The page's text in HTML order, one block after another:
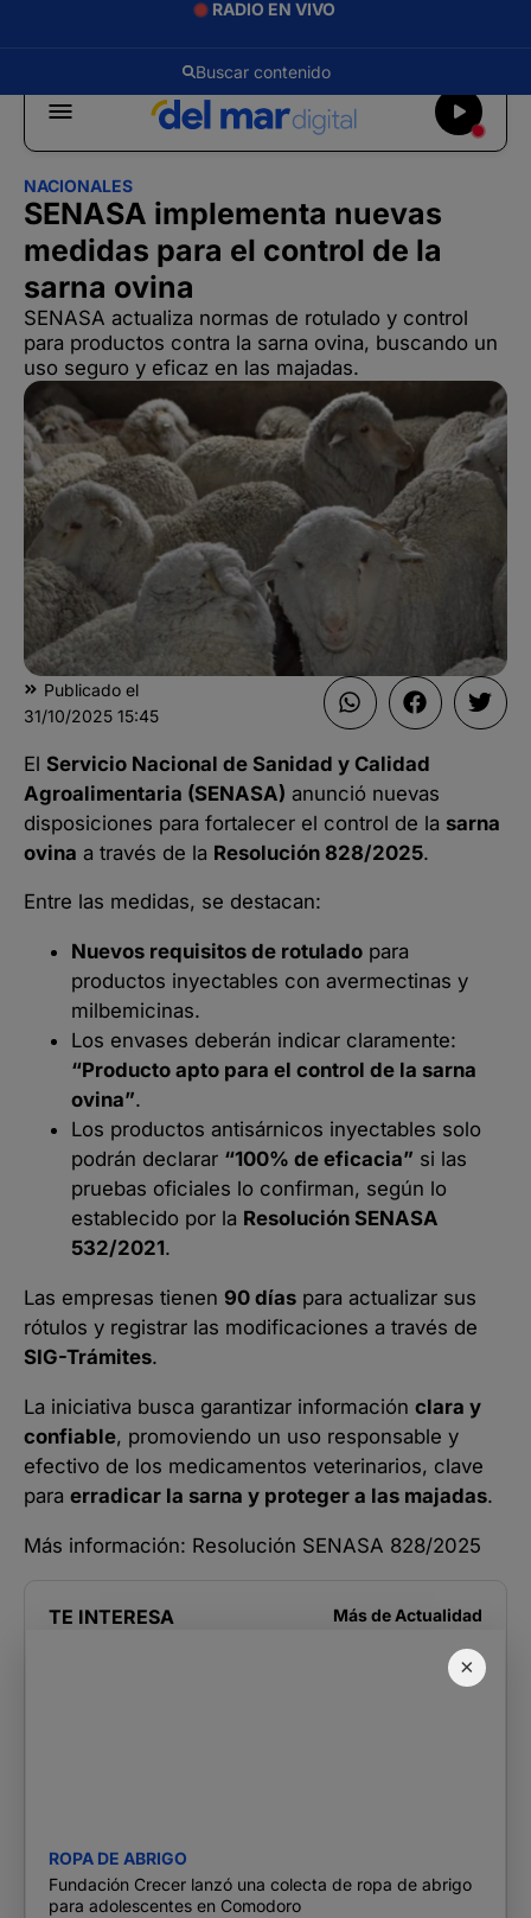
RADIO EN VIVO
×
NACIONALES
SENASA implementa nuevas
medidas para el control de la
sarna ovina
SENASA actualiza normas de rotulado y control
para productos contra la sarna ovina, buscando un
uso seguro y eficaz en las majadas.
Publicado el
31/10/2025 15:45
El Servicio Nacional de Sanidad y Calidad
Agroalimentaria (SENASA) anunció nuevas
disposiciones para fortalecer el control de la sarna
ovina a través de la Resolución 828/2025.
Entre las medidas, se destacan:
Nuevos requisitos de rotulado para
productos inyectables con avermectinas y
milbemicinas.
Los envases deberán indicar claramente:
“Producto apto para el control de la sarna
ovina”.
Los productos antisárnicos inyectables solo
podrán declarar “100% de eficacia” si las
pruebas oficiales lo confirman, según lo
establecido por la Resolución SENASA
532/2021.
Las empresas tienen 90 días para actualizar sus
rótulos y registrar las modificaciones a través de
SIG-Trámites.
La iniciativa busca garantizar información clara y
confiable, promoviendo un uso responsable y
efectivo de los medicamentos veterinarios, clave
para erradicar la sarna y proteger a las majadas.
Más información: Resolución SENASA 828/2025
TE INTERESA Más deActualidad
ROPA DE ABRIGO
Fundación Crecer lanzó una colecta de ropa de abrigo
para adolescentes en Comodoro